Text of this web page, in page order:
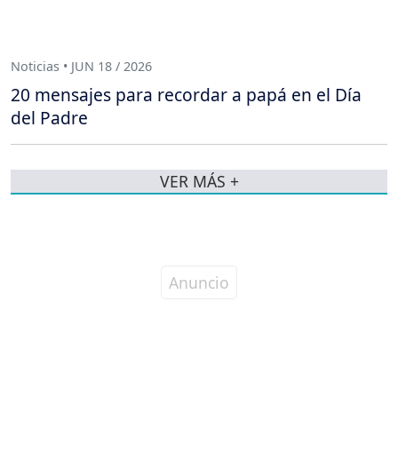
Noticias • JUN 18 / 2026
20 mensajes para recordar a papá en el Día
del Padre
VER MÁS +